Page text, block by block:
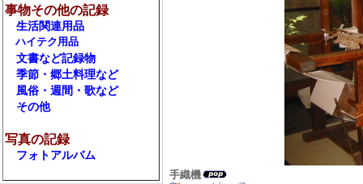
事物その他の記録
生活関連用品
ハイテク用品
文書など記録物
季節・郷土料理など
風俗・週間・歌など
その他
写真の記録
フォトアルバム
手織機